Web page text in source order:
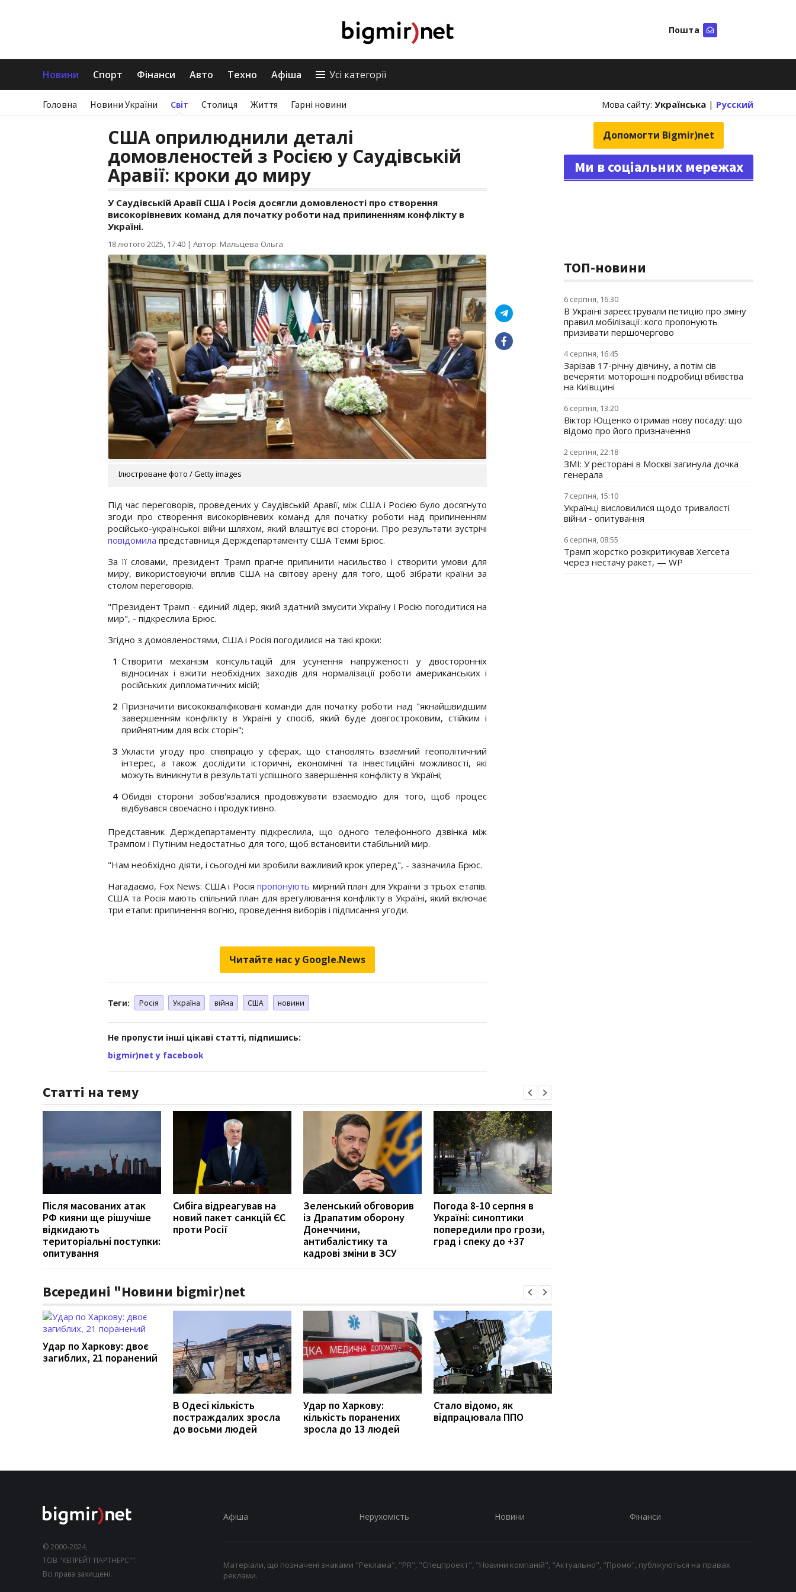
Пошта
Новини Спорт Фінанси Авто Техно Афіша Усі категорії
Головна Новини України Світ Столиця Життя Гарні новини Мова сайту: Українська | Русский
США оприлюднили деталі
домовленостей з Росією у Саудівській
Аравії: кроки до миру
У Саудівській Аравії США і Росія досягли домовленості про створення
високорівневих команд для початку роботи над припиненням конфлікту в
Україні.
18 лютого 2025, 17:40 | Автор: Мальцева Ольга
Ілюстроване фото / Getty images
Під час переговорів, проведених у Саудівській Аравії, між США і Росією було досягнуто
згоди про створення високорівневих команд для початку роботи над припиненням
російсько-української війни шляхом, який влаштує всі сторони. Про результати зустрічі
повідомила представниця Держдепартаменту США Теммі Брюс.
За її словами, президент Трамп прагне припинити насильство і створити умови для
миру, використовуючи вплив США на світову арену для того, щоб зібрати країни за
столом переговорів.
"Президент Трамп - єдиний лідер, який здатний змусити Україну і Росію погодитися на
мир", - підкреслила Брюс.
Згідно з домовленостями, США і Росія погодилися на такі кроки:
Створити механізм консультацій для усунення напруженості у двосторонніх
відносинах і вжити необхідних заходів для нормалізації роботи американських і
російських дипломатичних місій;
Призначити висококваліфіковані команди для початку роботи над "якнайшвидшим
завершенням конфлікту в Україні у спосіб, який буде довгостроковим, стійким і
прийнятним для всіх сторін";
Укласти угоду про співпрацю у сферах, що становлять взаємний геополітичний
інтерес, а також дослідити історичні, економічні та інвестиційні можливості, які
можуть виникнути в результаті успішного завершення конфлікту в Україні;
Обидві сторони зобов'язалися продовжувати взаємодію для того, щоб процес
відбувався своєчасно і продуктивно.
Представник Держдепартаменту підкреслила, що одного телефонного дзвінка між
Трампом і Путіним недостатньо для того, щоб встановити стабільний мир.
"Нам необхідно діяти, і сьогодні ми зробили важливий крок уперед", - зазначила Брюс.
Нагадаємо, Fox News: США і Росіяпропонують мирний план для України з трьох етапів.
США та Росія мають спільний план для врегулювання конфлікту в Україні, який включає
три етапи: припинення вогню, проведення виборів і підписання угоди.
Читайте нас у Google.News
Теги: Росія Україна війна США новини
Не пропусти інші цікаві статті, підпишись:
bigmir)net у facebook
Статті на тему
Після масованих атак
РФ кияни ще рішучіше
відкидають
територіальні поступки:
опитування
Сибіга відреагував на
новий пакет санкцій ЄС
проти Росії
Зеленський обговорив
із Драпатим оборону
Донеччини,
антибалістику та
кадрові зміни в ЗСУ
Погода 8-10 серпня в
Україні: синоптики
попередили про грози,
град і спеку до +37
Всередині "Новини bigmir)net
Удар по Харкову: двоє
загиблих, 21 поранений
В Одесі кількість
постраждалих зросла
до восьми людей
Удар по Харкову:
кількість поранених
зросла до 13 людей
Стало відомо, як
відпрацювала ППО
Допомогти Bigmir)net
Ми в соціальних мережах
ТОП-новини
6 серпня, 16:30
В Україні зареєстрували петицію про зміну
правил мобілізації: кого пропонують
призивати першочергово
4 серпня, 16:45
Зарізав 17-річну дівчину, а потім сів
вечеряти: моторошні подробиці вбивства
на Київщині
6 серпня, 13:20
Віктор Ющенко отримав нову посаду: що
відомо про його призначення
2 серпня, 22:18
ЗМІ: У ресторані в Москві загинула дочка
генерала
7 серпня, 15:10
Українці висловилися щодо тривалості
війни - опитування
6 серпня, 08:55
Трамп жорстко розкритикував Хегсета
через нестачу ракет, — WP
© 2000-2024,
ТОВ "КЕПРЕЙТ ПАРТНЕРС"".
Всі права захищені.
Афіша Нерухомість Новини Фінанси
Матеріали, що позначені знаками "Реклама", "PR", "Спецпроект", "Новини компаній", "Актуально", "Промо", публікуються на правах
реклами.